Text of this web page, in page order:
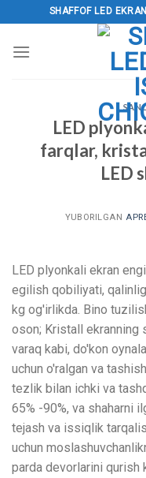
o‘tish
SHAFFOF LED
LED
farqlar,
LED
YUBORILGAN
LED plyonkali ekran
egilish qobiliyati,
kg og'irlikda. Bino
oson; Kristall
varaq kabi, do'kon
uchun o'ralgan va
tezlik bilan ichki va
65% -90%, va shaharni
tejash va issiqlik
uchun
parda devorlarini qurish